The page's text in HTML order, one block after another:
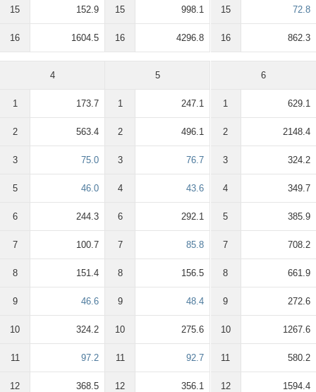
15 152.9
16 1604.5
15 998.1
16 4296.8
15 72.8
16 862.3
4
1 173.7
2 563.4
3 75.0
5 46.0
6 244.3
7 100.7
8 151.4
9 46.6
10 324.2
11 97.2
12 368.5
5
1 247.1
2 496.1
3 76.7
4 43.6
6 292.1
7 85.8
8 156.5
9 48.4
10 275.6
11 92.7
12 356.1
6
1 629.1
2 2148.4
3 324.2
4 349.7
5 385.9
7 708.2
8 661.9
9 272.6
10 1267.6
11 580.2
12 1594.4